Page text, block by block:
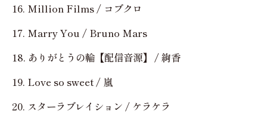
16. Million Films / コブクロ
17. Marry You / Bruno Mars
18. ありがとうの輪【配信音源】 / 絢香
19. Love so sweet / 嵐
20. スターラブレイション / ケラケラ